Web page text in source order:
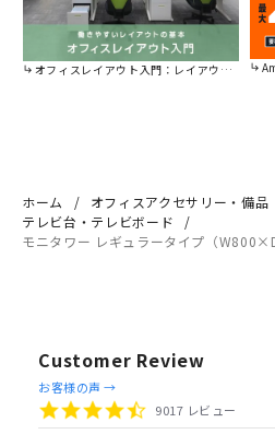
オフィスレイアウト入門：レイアウトの基本をご紹介。
ホーム
オフィスアクセサリー・備品
テレビ台・テレビボード
モニタワー レギュラータイプ（
Customer Review
Reviews
carousel
4.4
star
9017 レビュー
お客様の声 →